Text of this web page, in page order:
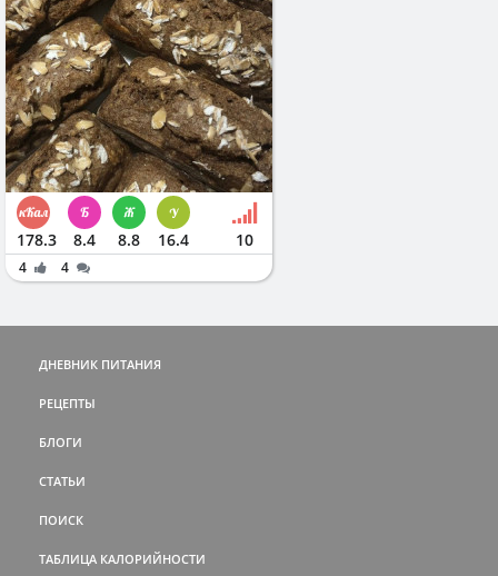
178.3 8.4 8.8 16.4 10
4 4
ДНЕВНИК ПИТАНИЯ
РЕЦЕПТЫ
БЛОГИ
СТАТЬИ
ПОИСК
ТАБЛИЦА КАЛОРИЙНОСТИ